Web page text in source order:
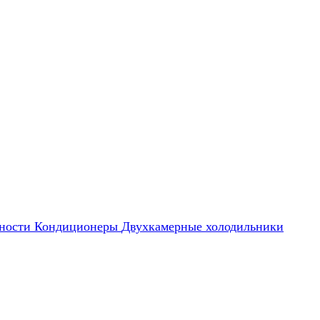
Кондиционеры Двухкамерные холодильники